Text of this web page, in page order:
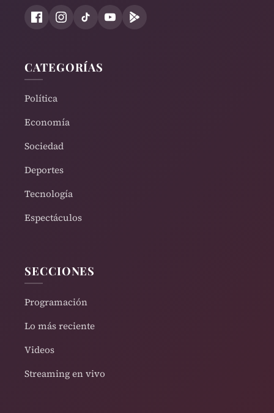
CATEGORÍAS
Política
Economía
Sociedad
Deportes
Tecnología
Espectáculos
SECCIONES
Programación
Lo más reciente
Videos
Streaming en vivo